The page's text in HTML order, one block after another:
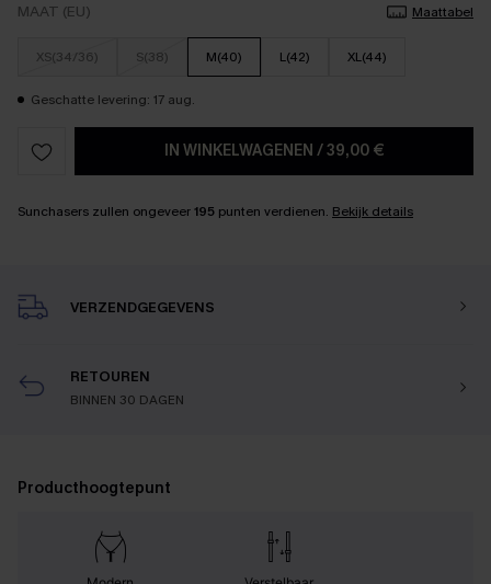
MAAT (EU) Maattabel
XS(34/36) S(38) M(40) L(42) XL(44)
Geschatte levering: 17 aug.
IN WINKELWAGENEN /39,00 €
Sunchasers zullen ongeveer195 punten verdienen. Bekijk details
VERZENDGEGEVENS
RETOUREN
BINNEN 30 DAGEN
Producthoogtepunt